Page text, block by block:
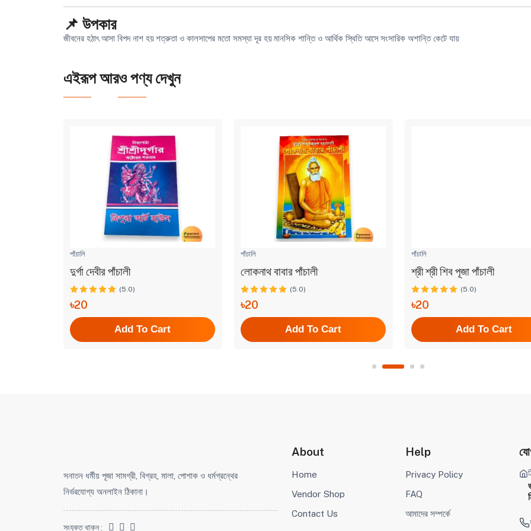
📌 উপকার
জীবনের হঠাৎ আসা বিপদ নাশ হয়শত্রুতা ও কালসাপের মতো সমস্যা দূর হয়মানসিক শান্তি ও আর্থিক স্থিতি আসেসংসারিক অশান্তি কেটে যায়
এইরূপ আরও পণ্য দেখুন
পাঁচালি
দুর্গা দেবীর পাঁচালী
(5.0)
৳20
Add To Cart
পাঁচালি
লোকনাথ বাবার পাঁচালী
(5.0)
৳20
Add To Cart
পাঁচালি
শ্রী শ্রী শিব পূজা পাঁচালী
(5.0)
৳20
Add To Cart
সনাতন ধর্মীয় পূজা সামগ্রী, বিগ্রহ, মালা, পোশাক ও ধর্মগ্রন্থের
নির্ভরযোগ্য অনলাইন ঠিকানা।
সংযুক্ত থাকুন :
About
Home
Vendor Shop
Contact Us
Help
Privacy Policy
FAQ
আমাদের সম্পর্কে